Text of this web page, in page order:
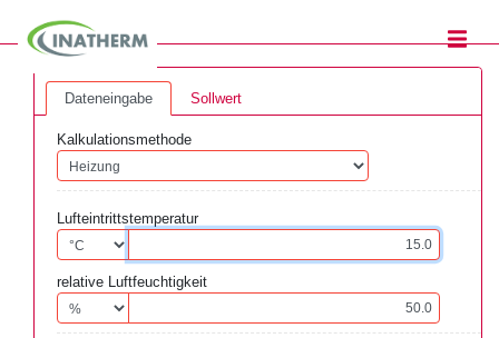
Dateneingabe Sollwert
Kalkulationsmethode
Lufteintrittstemperatur
relative Luftfeuchtigkeit